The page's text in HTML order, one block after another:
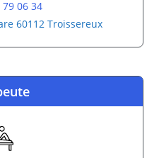
79 06 34
60112 Troissereux